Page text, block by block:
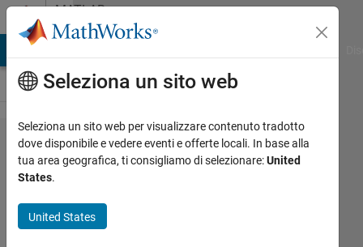
Vai al contenutoMATLAB
Answers
why can
imageInputLayer
designer' app
Seleziona un sito web
Seleziona un sito web per visualizzare contenuto tradotto
dove disponibile e vedere eventi e offerte locali. In base alla
tua area geografica, ti consigliamo di selezionare:United
States.
United States